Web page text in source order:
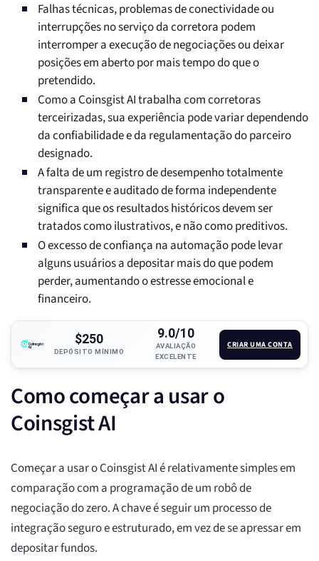
Falhas técnicas, problemas de conectividade ou
interrupções no serviço da corretora podem
interromper a execução de negociações ou deixar
posições em aberto por mais tempo do que o
pretendido.
Como a Coinsgist AI trabalha com corretoras
terceirizadas, sua experiência pode variar dependendo
da confiabilidade e da regulamentação do parceiro
designado.
A falta de um registro de desempenho totalmente
transparente e auditado de forma independente
significa que os resultados históricos devem ser
tratados como ilustrativos, e não como preditivos.
O excesso de confiança na automação pode levar
alguns usuários a depositar mais do que podem
perder, aumentando o estresse emocional e
financeiro.
$250
DEPÓSITO MÍNIMO
9.0/10
AVALIAÇÃO
EXCELENTE
CRIAR UMA CONTA
Como começar a usar o
Coinsgist AI
Começar a usar o Coinsgist AI é relativamente simples em
comparação com a programação de um robô de
negociação do zero. A chave é seguir um processo de
integração seguro e estruturado, em vez de se apressar em
depositar fundos.